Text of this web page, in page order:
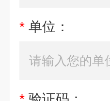
* 单位：